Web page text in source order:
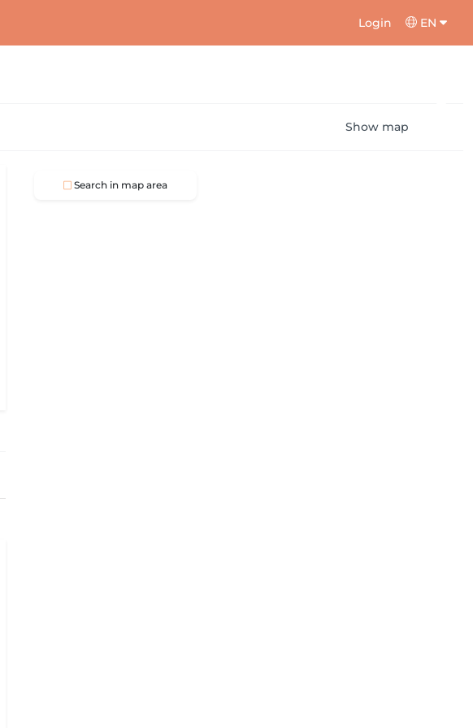
Login EN
Show map
Search in map area